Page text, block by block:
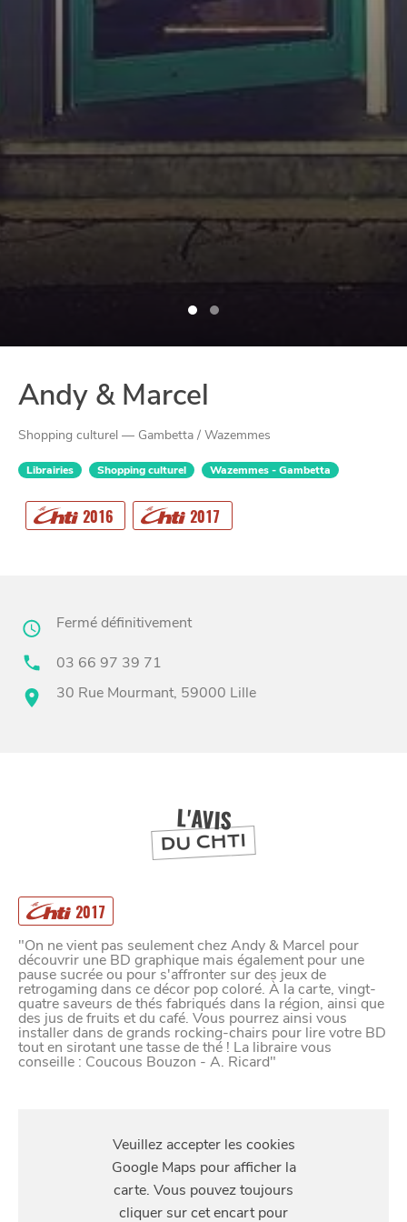
Andy & Marcel
Shopping culturel — Gambetta / Wazemmes
Librairies Shopping culturel Wazemmes - Gambetta
2016 2017
L'AVIS
DU CHTI
2017
"On ne vient pas seulement chez Andy & Marcel pour
découvrir une BD graphique mais également pour une
pause sucrée ou pour s'affronter sur des jeux de
retrogaming dans ce décor pop coloré. À la carte, vingt-
quatre saveurs de thés fabriqués dans la région, ainsi que
des jus de fruits et du café. Vous pourrez ainsi vous
installer dans de grands rocking-chairs pour lire votre BD
tout en sirotant une tasse de thé ! La libraire vous
conseille : Coucous Bouzon - A. Ricard"
RENDRE
Fermé définitivement
03 66 97 39 71
30 Rue Mourmant, 59000 Lille
CHTITE
CANAILLE
DEPUIS 1973